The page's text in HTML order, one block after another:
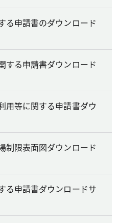
る申請書のダウンロード
する申請書ダウンロード
用等に関する申請書ダウ
制限表面図ダウンロード
る申請書ダウンロードサ